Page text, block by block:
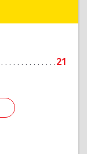
21
Подробнее